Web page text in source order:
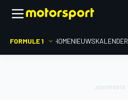
FORMULE 1 HOMENIEUWSKALENDER